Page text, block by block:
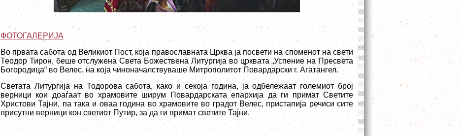
ФОТОГАЛЕРИЈА
Во првата сабота од Великиот Пост, која православната Црква ја посвети на споменот на свети
Теодор Тирон, беше отслужена Света Божествена Литургија во црквата „Успение на Пресвета
Богородица“ во Велес, на која чиноначалствуваше Митрополитот Повардарски г. Агатангел.
Светата Литургија на Тодорова сабота, како и секоја година, ја одбележаат големиот број
верници кои доаѓаат во храмовите ширум Повардарската епархија да ги примат Светите
Христови Тајни, па така и оваа година во храмовите во градот Велес, пристапија речиси сите
присутни верници кон светиот Путир, за да ги примат светите Тајни.